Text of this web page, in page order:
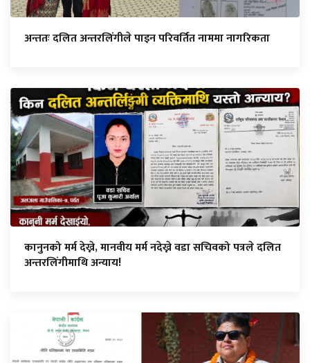
अन्ततः दलित अन्तरलिंगीले पाइन परिवर्तित नाममा नागरिकता
कानुनको मर्म देख्ने, मानवीय मर्म नदेख्ने वडा सचिवको पत्रले दलित
अन्तरलिंगीमाथि अन्याय!